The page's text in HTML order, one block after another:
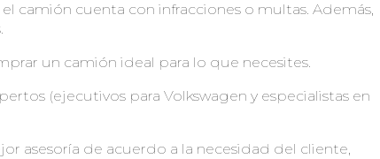
camión cuenta con infracciones o multas. Además,
un camión ideal para lo que necesites.
(ejecutivos para Volkswagen y especialistas en
asesoría de acuerdo a la necesidad del cliente,